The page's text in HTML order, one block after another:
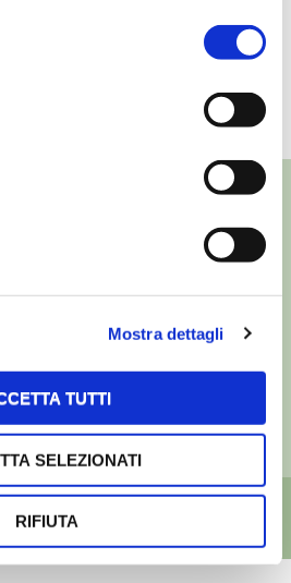
ACCETTA SELEZIONATI.
Mostra dettagli
TUTTI
SELEZIONATI
RIFIUTA
un nuovo albero da
TUTTI I VIDEO
Agrario S.r.l.
Verona - Italia
Verona nr. 00230010233
Euro 510.000,00 i.v.